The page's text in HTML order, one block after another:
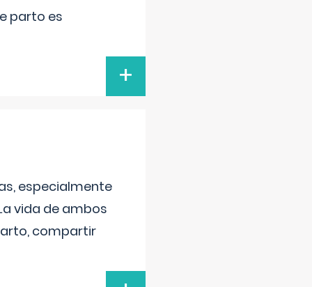
parto es
+
especialmente
vida de ambos
compartir